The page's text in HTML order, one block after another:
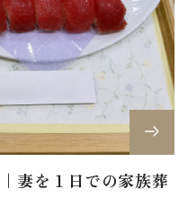
妻を１日での家族葬